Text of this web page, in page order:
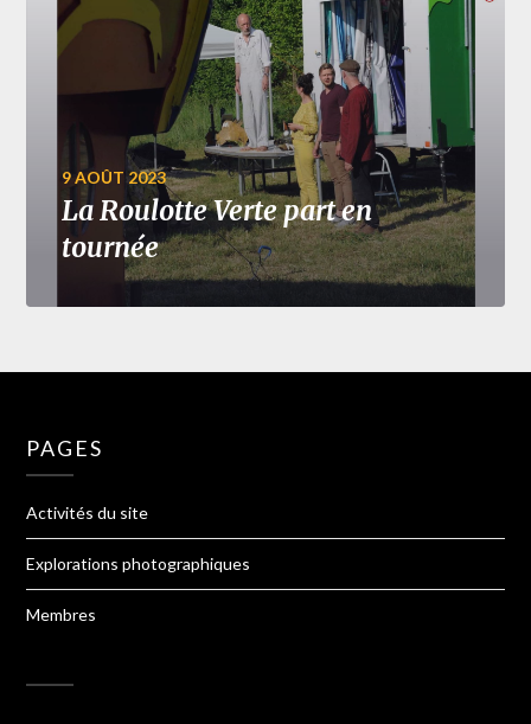
9 AOÛT 2023
La Roulotte Verte part en
tournée
PAGES
Activités du site
Explorations photographiques
Membres